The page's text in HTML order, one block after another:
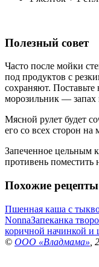
Полезный совет
Часто после мойки
под продуктов с
сохраняют.
морозильник — запах
Мясной рулет будет
его со всех сторон на
Запеченное цельным
противень поместить
Похожие рецепты
Пшенная каша с
NonnaЗапеканка
коричной начинкой и
© ООО «Владмама» ,